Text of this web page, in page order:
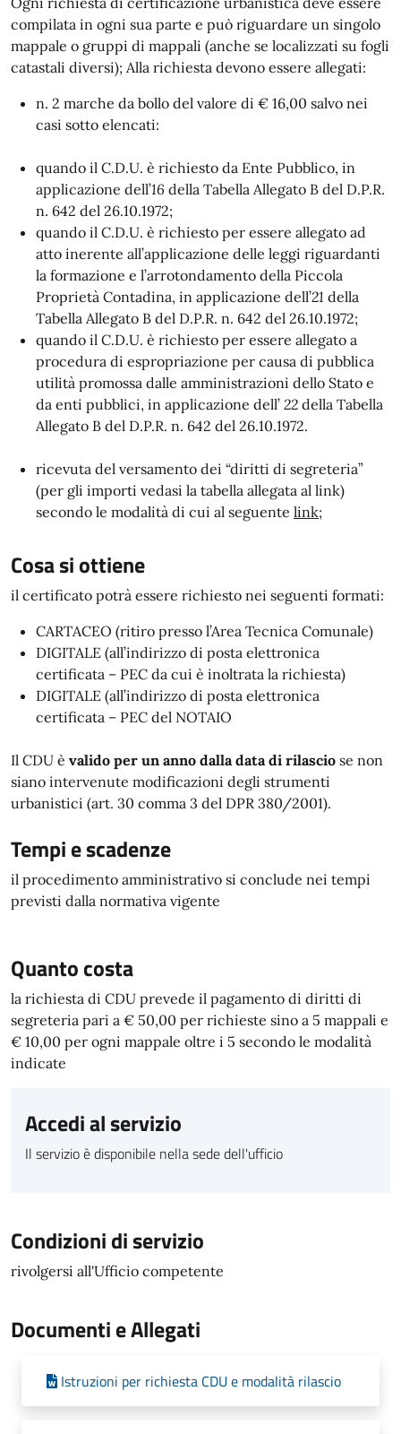
compilata in ogni sua parte e può riguardare un singolo
mappale o gruppi di mappali (anche se localizzati su fogli
catastali diversi); Alla richiesta devono essere allegati:
n. 2 marche da bollo del valore di € 16,00 salvo nei
casi sotto elencati:
quando il C.D.U. è richiesto da Ente Pubblico, in
applicazione dell’16 della Tabella Allegato B del D.P.R.
n. 642 del 26.10.1972;
quando il C.D.U. è richiesto per essere allegato ad
atto inerente all’applicazione delle leggi riguardanti
la formazione e l’arrotondamento della Piccola
Proprietà Contadina, in applicazione dell’21 della
Tabella Allegato B del D.P.R. n. 642 del 26.10.1972;
quando il C.D.U. è richiesto per essere allegato a
procedura di espropriazione per causa di pubblica
utilità promossa dalle amministrazioni dello Stato e
da enti pubblici, in applicazione dell’ 22 della Tabella
Allegato B del D.P.R. n. 642 del 26.10.1972.
ricevuta del versamento dei “diritti di segreteria”
(per gli importi vedasi la tabella allegata al link)
secondo le modalità di cui al seguente link;
Cosa si ottiene
il certificato potrà essere richiesto nei seguenti formati:
CARTACEO (ritiro presso l’Area Tecnica Comunale)
DIGITALE (all’indirizzo di posta elettronica
certificata – PEC da cui è inoltrata la richiesta)
DIGITALE (all’indirizzo di posta elettronica
certificata – PEC del NOTAIO
Il CDU è valido per un anno dalla data di rilascio se non
siano intervenute modificazioni degli strumenti
urbanistici (art. 30 comma 3 del DPR 380/2001).
Tempi e scadenze
il procedimento amministrativo si conclude nei tempi
previsti dalla normativa vigente
Quanto costa
la richiesta di CDU prevede il pagamento di diritti di
segreteria pari a € 50,00 per richieste sino a 5 mappali e
€ 10,00 per ogni mappale oltre i 5 secondo le modalità
indicate
Accedi al servizio
Il servizio è disponibile nella sede dell'ufficio
Condizioni di servizio
rivolgersi all'Ufficio competente
Documenti e Allegati
Istruzioni per richiesta CDU e modalità rilascio